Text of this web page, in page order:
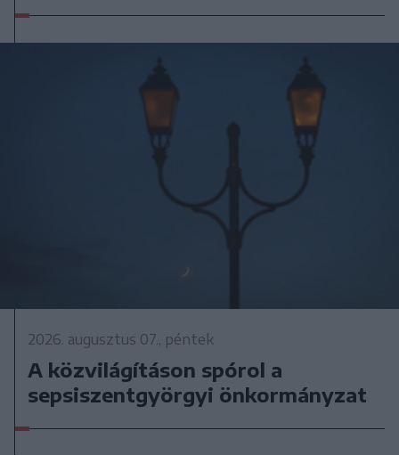
2026. augusztus 07., péntek
A közvilágításon spórol a
sepsiszentgyörgyi önkormányzat